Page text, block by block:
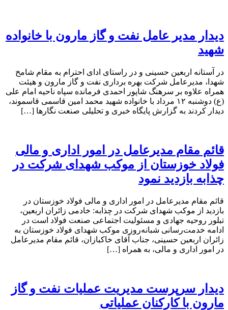
دیدار مدیر عامل نفت و گاز مارون با خانواده
شهید
در آستانه اربعین حسینی و در راستای ادای احترام به مقام شامخ
شهدا، مدیرعامل شرکت بهره برداری نفت و گاز مارون و هیئت
همراه علاوه بر سرهنگ شاپور احمدی فرمانده سپاه ناحیه امام علی
(ع) دوشنبه ۱۲ مرداد با خانواده شهید محمد امین قاسمی قاسموند،
دیدار کردند به گزارش پایگاه خبری و تحلیلی صنعت نگارها […]
قائم مقام مدیرعامل در امور اداری و مالی
فولاد خوزستان از موکب شهدای شرکت در
چذابه بازدید نمود
قائم مقام مدیرعامل در امور اداری و مالی فولاد خوزستان در
بازدید از موکب شهدای شرکت در چذابه: خادمی زائران اربعین،
تبلور روحیه جهادی و مسئولیت اجتماعی صنعت فولاد است در
ادامه خدمت‌رسانی شبانه‌روزی موکب شهدای فولاد خوزستان به
زائران اربعین حسینی، جناب آقای خاکبازان، قائم مقام مدیرعامل
در امور اداری و مالی، به همراه […]
دیدار سرپرست مدیریت عملیات نفت و گاز
مارون با کارکنان عملیاتی